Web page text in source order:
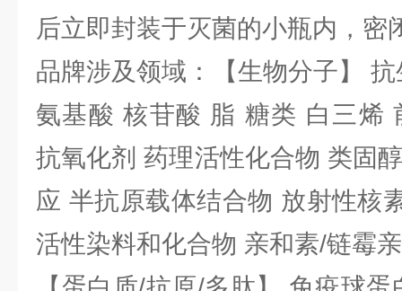
后立即封装于灭菌的小瓶内，密
品牌涉及领域：【生物分子】
氨基酸 核苷酸 脂 糖类 白三烯
抗氧化剂 药理活性化合物 类固
应 半抗原载体结合物 放射性核
活性染料和化合物 亲和素/链霉